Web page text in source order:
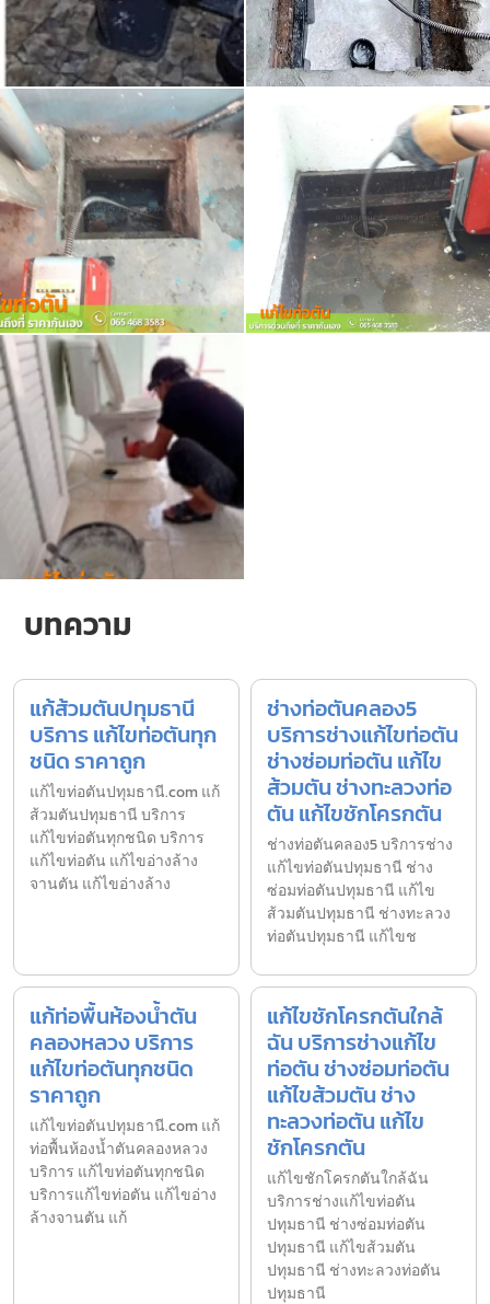
บทความ
แก้ส้วมตันปทุมธานี
บริการ แก้ไขท่อตันทุก
ชนิด ราคาถูก
แก้ไขท่อตันปทุมธานี.com แก้
ส้วมตันปทุมธานี บริการ
แก้ไขท่อตันทุกชนิด บริการ
แก้ไขท่อตัน แก้ไขอ่างล้าง
จานตัน แก้ไขอ่างล้าง
ช่างท่อตันคลอง5
บริการช่างแก้ไขท่อตัน
ช่างซ่อมท่อตัน แก้ไข
ส้วมตัน ช่างทะลวงท่อ
ตัน แก้ไขชักโครกตัน
ช่างท่อตันคลอง5 บริการช่าง
แก้ไขท่อตันปทุมธานี ช่าง
ซ่อมท่อตันปทุมธานี แก้ไข
ส้วมตันปทุมธานี ช่างทะลวง
ท่อตันปทุมธานี แก้ไขช
แก้ท่อพื้นห้องน้ำตัน
คลองหลวง บริการ
แก้ไขท่อตันทุกชนิด
ราคาถูก
แก้ไขท่อตันปทุมธานี.com แก้
ท่อพื้นห้องน้ำตันคลองหลวง
บริการ แก้ไขท่อตันทุกชนิด
บริการแก้ไขท่อตัน แก้ไขอ่าง
ล้างจานตัน แก้
แก้ไขชักโครกตันใกล้
ฉัน บริการช่างแก้ไข
ท่อตัน ช่างซ่อมท่อตัน
แก้ไขส้วมตัน ช่าง
ทะลวงท่อตัน แก้ไข
ชักโครกตัน
แก้ไขชักโครกตันใกล้ฉัน
บริการช่างแก้ไขท่อตัน
ปทุมธานี ช่างซ่อมท่อตัน
ปทุมธานี แก้ไขส้วมตัน
ปทุมธานี ช่างทะลวงท่อตัน
ปทุมธานี